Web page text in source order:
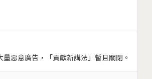
量惡意廣告，「貢獻新講法」暫且關閉。